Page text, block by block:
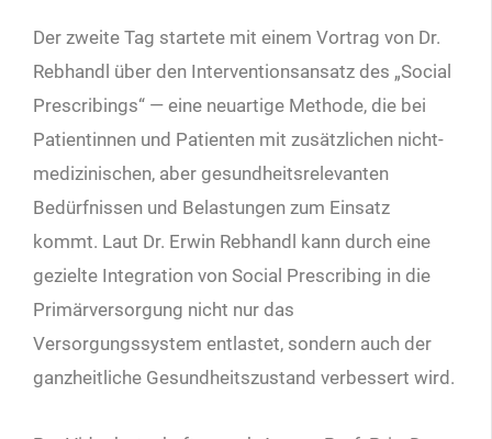
Der zweite Tag startete mit einem Vortrag von Dr.
Rebhandl über den Interventionsansatz des „Social
Prescribings“ — eine neuartige Methode, die bei
Patientinnen und Patienten mit zusätzlichen nicht-
medizinischen, aber gesundheitsrelevanten
Bedürfnissen und Belastungen zum Einsatz
kommt. Laut Dr. Erwin Rebhandl kann durch eine
gezielte Integration von Social Prescribing in die
Primärversorgung nicht nur das
Versorgungssystem entlastet, sondern auch der
ganzheitliche Gesundheitszustand verbessert wird.